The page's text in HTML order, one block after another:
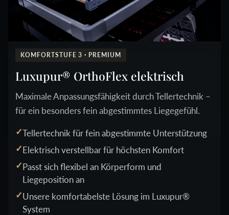
KOMFORTSTUFE 3 · PREMIUM
Luxupur® OrthoFlex elektrisch
Maximale Anpassungsfähigkeit durch Tellertechnik –
für ein besonders fein abgestimmtes Liegegefühl.
Tellertechnik für fein abgestimmte Unterstützung
Elektrisch verstellbar für höchsten Komfort
Passt sich flexibel an Körperform und
Liegeposition an
Unsere komfortabelste Lösung im Luxupur®
System